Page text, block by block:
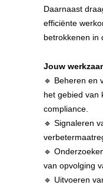
Daarnaast
efficiënte
betrokkenen in
Jouw
🔹 Beheren en
het gebied van
compliance.
🔹 Signaleren
🔹
van opvolging
🔹 Uitvoeren